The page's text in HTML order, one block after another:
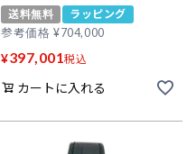
送料無料
ラッピング
参考価格 ¥704,000
¥397,001税込
カートに入れる